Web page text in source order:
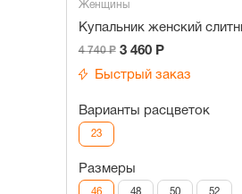
Женщины
Купальник женский
4 740 Р 3 460 Р
Быстрый заказ
Варианты расцветок
23
Размеры